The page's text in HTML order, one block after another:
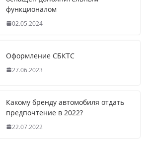
функционалом
02.05.2024
Оформление СБКТС
27.06.2023
Какому бренду автомобиля отдать
предпочтение в 2022?
22.07.2022